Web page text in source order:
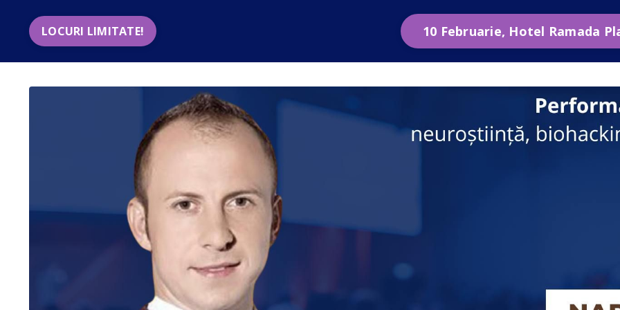
LOCURI LIMITATE! 10 Februarie, Hotel Ramada